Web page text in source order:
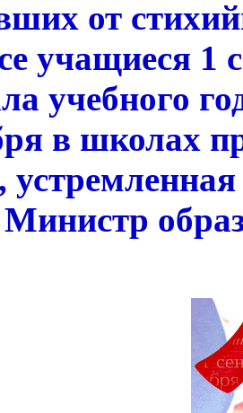
от
учащиеся 1
учебного
в школах
Министр